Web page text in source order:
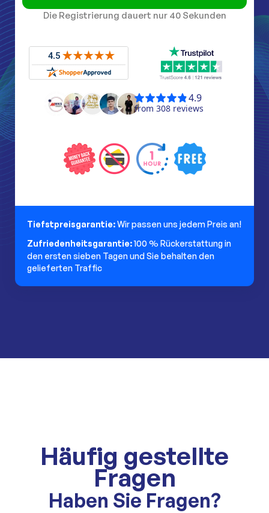
Die Registrierung dauert nur 40 Sekunden
Tiefstpreisgarantie:Wir passen uns jedem Preis an!
Zufriedenheitsgarantie:100 % Rückerstattung in
den ersten sieben Tagen und Sie behalten den
gelieferten Traffic
Häufig gestellte
Fragen
Haben Sie Fragen?